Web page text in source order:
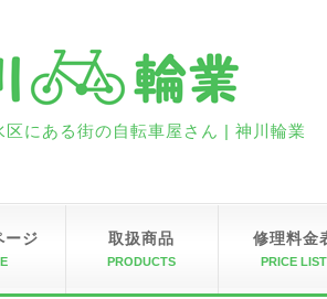
区にある街の自転車屋さん | 神川輪業
ージ 取扱商品
PRODUCTS
修理料金
PRICE LIST